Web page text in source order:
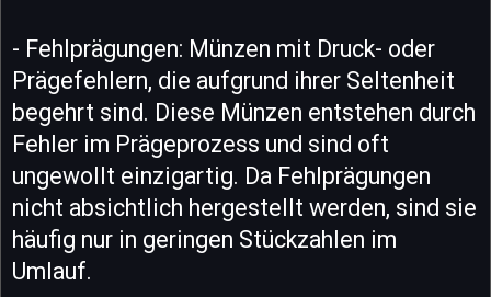
- Fehlprägungen: Münzen mit Druck- oder
Prägefehlern, die aufgrund ihrer Seltenheit
begehrt sind. Diese Münzen entstehen durch
Fehler im Prägeprozess und sind oft
ungewollt einzigartig. Da Fehlprägungen
nicht absichtlich hergestellt werden, sind sie
häufig nur in geringen Stückzahlen im
Umlauf.